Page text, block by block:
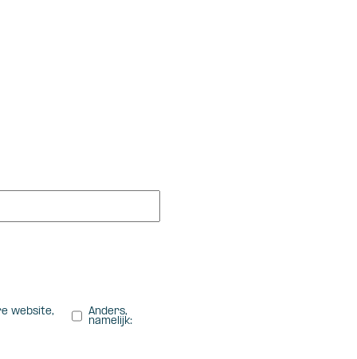
website,
Anders,
namelijk: